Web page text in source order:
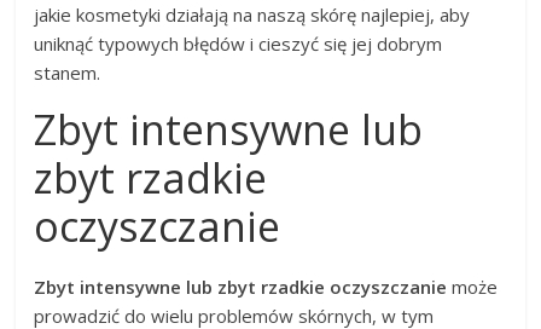
jakie kosmetyki działają na naszą skórę najlepiej, aby
uniknąć typowych błędów i cieszyć się jej dobrym
stanem.
Zbyt intensywne lub
zbyt rzadkie
oczyszczanie
Zbyt intensywne lub zbyt rzadkie oczyszczanie może
prowadzić do wielu problemów skórnych, w tym